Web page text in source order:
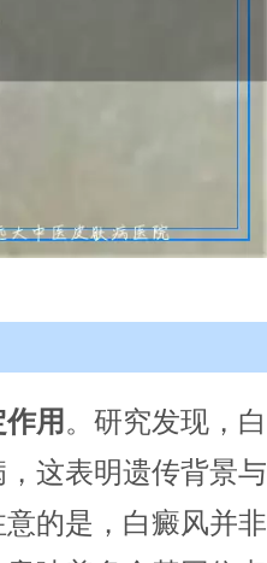
用 。研究发现，白
这表明遗传背景与
的是，白癜风并非